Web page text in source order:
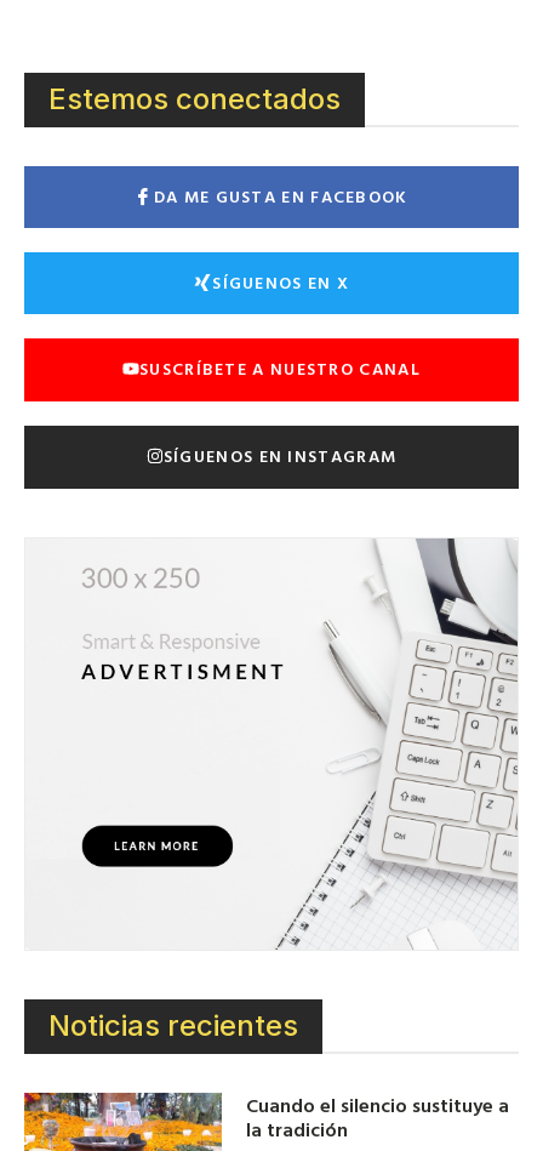
Estemos conectados
DA ME GUSTA EN FACEBOOK
SÍGUENOS EN X
SUSCRÍBETE A NUESTRO CANAL
SÍGUENOS EN INSTAGRAM
Noticias recientes
Cuando el silencio sustituye a
la tradición